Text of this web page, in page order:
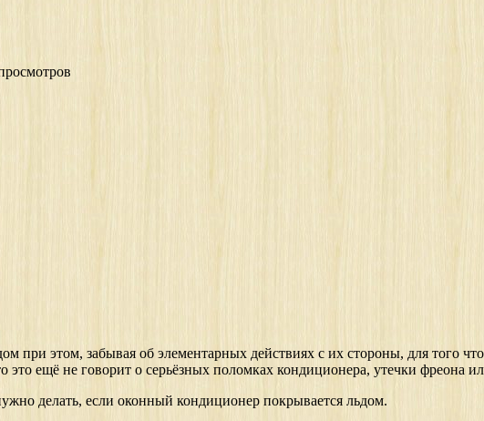
при этом, забывая об элементарных действиях с их стороны, для того
это ещё не говорит о серьёзных поломках кондиционера, утечки фреона
делать, если оконный кондиционер покрывается льдом.